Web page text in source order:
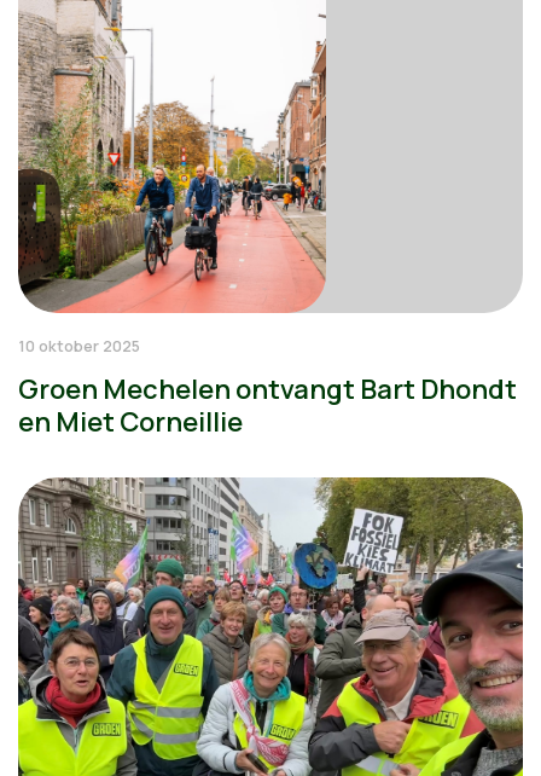
10 oktober 2025
Groen Mechelen ontvangt Bart Dhondt
en Miet Corneillie